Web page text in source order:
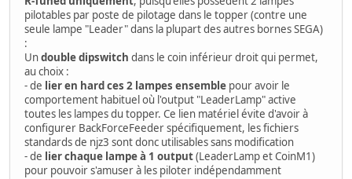
pilotables par poste de pilotage dans le topper (contre une
seule lampe "Leader" dans la plupart des autres bornes SEGA)
:
Undouble dipswitch dans le coin inférieur droit qui permet,
au choix :
- de lier en hard ces 2 lampes ensemble pour avoir le
comportement habituel où l'output "LeaderLamp" active
toutes les lampes du topper. Ce lien matériel évite d'avoir à
configurer BackForceFeeder spécifiquement, les fichiers
standards de njz3 sont donc utilisables sans modification
- de lier chaque lampe à 1 output(LeaderLamp et CoinM1)
pour pouvoir s'amuser à les piloter indépendamment